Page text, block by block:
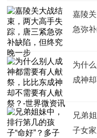
嘉陵
急弥
为什
成神
兄弟
子女